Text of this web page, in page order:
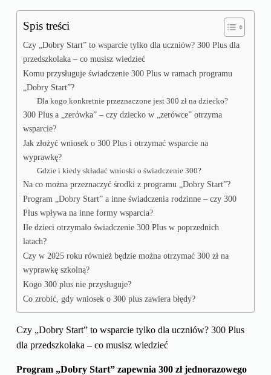
Spis treści
Czy „Dobry Start” to wsparcie tylko dla uczniów? 300 Plus dla
przedszkolaka – co musisz wiedzieć
Komu przysługuje świadczenie 300 Plus w ramach programu
„Dobry Start”?
Dla kogo konkretnie przeznaczone jest 300 zł na dziecko?
300 Plus a „zerówka” – czy dziecko w „zerówce” otrzyma
wsparcie?
Jak złożyć wniosek o 300 Plus i otrzymać wsparcie na
wyprawkę?
Gdzie i kiedy składać wnioski o świadczenie 300?
Na co można przeznaczyć środki z programu „Dobry Start”?
Program „Dobry Start” a inne świadczenia rodzinne – czy 300
Plus wpływa na inne formy wsparcia?
Ile dzieci otrzymało świadczenie 300 Plus w poprzednich
latach?
Czy w 2025 roku również będzie można otrzymać 300 zł na
wyprawkę szkolną?
Kogo 300 plus nie przysługuje?
Co zrobić, gdy wniosek o 300 plus zawiera błędy?
Czy „Dobry Start” to wsparcie tylko dla uczniów? 300 Plus
dla przedszkolaka – co musisz wiedzieć
Program „Dobry Start” zapewnia 300 zł jednorazowego